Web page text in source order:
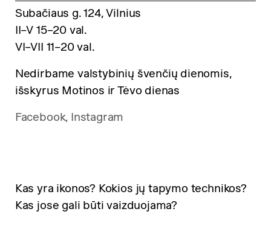
Kas yra ikonos? Kokios jų tapymo technikos?
Kas jose gali būti vaizduojama?
Subačiaus g. 124, Vilnius
II–V 15–20 val.
VI–VII 11–20 val.
Nedirbame valstybinių švenčių dienomis,
išskyrus Motinos ir Tėvo dienas
Facebook, Instagram